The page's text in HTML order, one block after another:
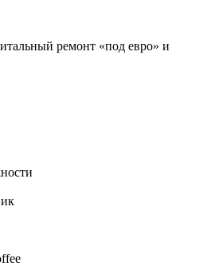
ремонт «под евро» и